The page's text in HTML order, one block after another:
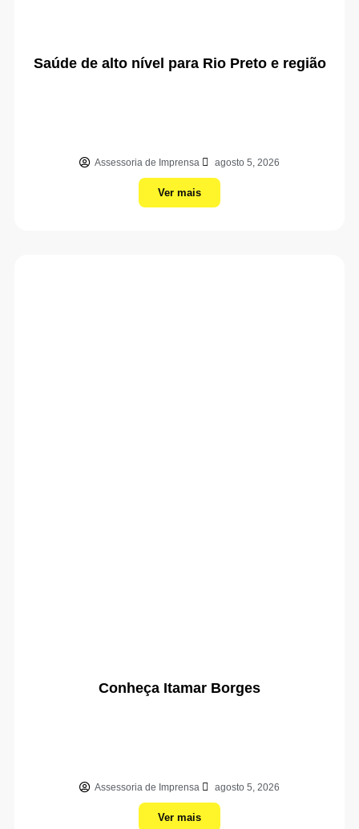
Saúde de alto nível para Rio Preto e região
Assessoria de Imprensa agosto 5, 2026
Ver mais
Conheça Itamar Borges
Assessoria de Imprensa agosto 5, 2026
Ver mais